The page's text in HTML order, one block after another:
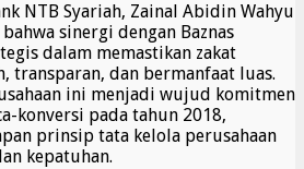
NTB Syariah, Zainal Abidin Wahyu
sinergi dengan Baznas
dalam memastikan zakat
transparan, dan bermanfaat luas.
ini menjadi wujud komitmen
konversi pada tahun 2018,
prinsip tata kelola perusahaan
kepatuhan.